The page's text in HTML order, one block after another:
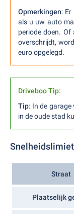
Opmerkingen:
als u uw auto
periode doen.
overschrijdt,
euro opgelegd.
Driveboo Tip:
Tip: In de
in de oude stad
Straat
Plaatselijk